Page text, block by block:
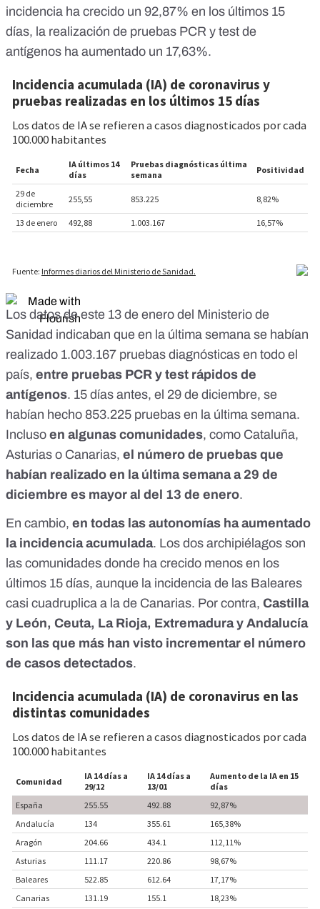
incidencia ha crecido un 92,87% en los últimos 15
días, la realización de pruebas PCR y test de
antígenos ha aumentado un 17,63%.
Los datos de este 13 de enero del Ministerio de
Sanidad indicaban que en la última semana se habían
realizado 1.003.167 pruebas diagnósticas en todo el
país, entre pruebas PCR y test rápidos de
antígenos. 15 días antes, el 29 de diciembre, se
habían hecho 853.225 pruebas en la última semana.
Incluso en algunas comunidades, como Cataluña,
Asturias o Canarias, el número de pruebas que
habían realizado en la última semana a 29 de
diciembre es mayor al del 13 de enero.
En cambio, en todas las autonomías ha aumentado
la incidencia acumulada. Los dos archipiélagos son
las comunidades donde ha crecido menos en los
últimos 15 días, aunque la incidencia de las Baleares
casi cuadruplica a la de Canarias. Por contra, Castilla
y León, Ceuta, La Rioja, Extremadura y Andalucía
son las que más han visto incrementar el número
de casos detectados.